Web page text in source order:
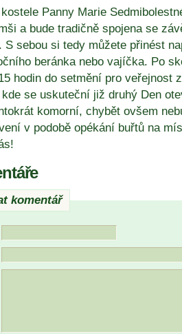
Panny Marie
a bude tradičně spojena se
S sebou si tedy můžete přinést
beránka nebo vajíčka. Po
hodin do setmění pro veřejnost
kde se uskuteční již druhý Den
komorní, chybět ovšem
v podobě opékání buřtů na
komentář